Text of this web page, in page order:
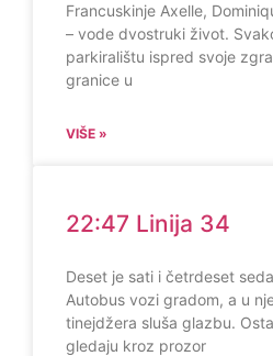
Francuskinje Axelle,
– vode dvostruki život.
parkiralištu ispred svoje
granice u
VIŠE »
22:47 Linija 34
Deset je sati i četrdeset
Autobus vozi gradom, a u
tinejdžera sluša glazbu.
gledaju kroz prozor